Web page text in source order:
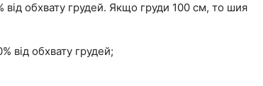
від обхвату грудей. Якщо груди 100 см, то шия
від обхвату грудей;